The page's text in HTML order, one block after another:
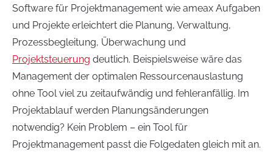
Software für Projektmanagement wie ameax Aufgaben
und Projekte erleichtert die Planung, Verwaltung,
Prozessbegleitung, Überwachung und
Projektsteuerung deutlich. Beispielsweise wäre das
Management der optimalen Ressourcenauslastung
ohne Tool viel zu zeitaufwändig und fehleranfällig. Im
Projektablauf werden Planungsänderungen
notwendig? Kein Problem – ein Tool für
Projektmanagement passt die Folgedaten gleich mit an.